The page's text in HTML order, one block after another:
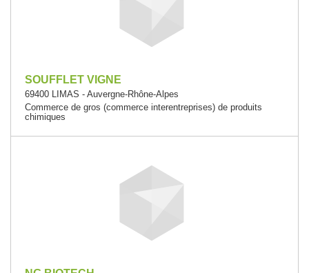
SOUFFLET VIGNE
69400 LIMAS - Auvergne-Rhône-Alpes
Commerce de gros (commerce interentreprises) de produits
chimiques